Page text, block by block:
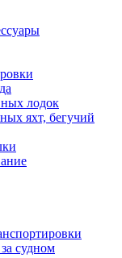
лодок
яхт, бегучий
судном